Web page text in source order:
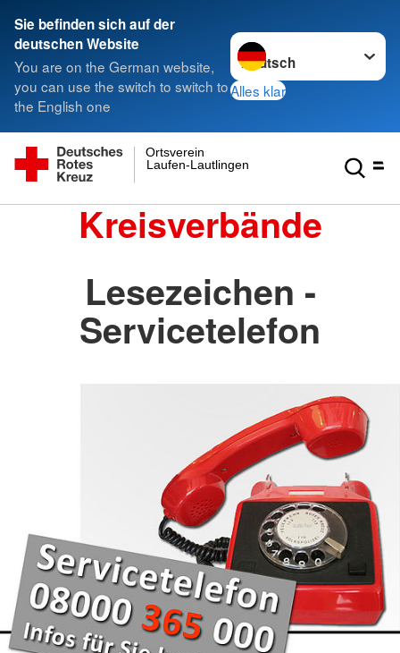
Sie befinden sich auf der
deutschen Website
You are on the German website,
you can use the switch to switch to
the English one
Sprache wechseln zu
Alles klar
Laufen-Lautlingen
Ortsverein
Kreisverbände
Lesezeichen -
Servicetelefon